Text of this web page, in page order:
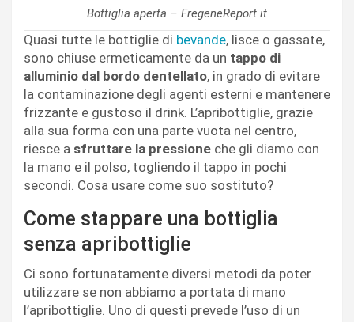
Bottiglia aperta – FregeneReport.it
Quasi tutte le bottiglie di bevande, lisce o gassate,
sono chiuse ermeticamente da un tappo di
alluminio dal bordo dentellato, in grado di evitare
la contaminazione degli agenti esterni e mantenere
frizzante e gustoso il drink. L’apribottiglie, grazie
alla sua forma con una parte vuota nel centro,
riesce a sfruttare la pressione che gli diamo con
la mano e il polso, togliendo il tappo in pochi
secondi. Cosa usare come suo sostituto?
Come stappare una bottiglia
senza apribottiglie
Ci sono fortunatamente diversi metodi da poter
utilizzare se non abbiamo a portata di mano
l’apribottiglie. Uno di questi prevede l’uso di un